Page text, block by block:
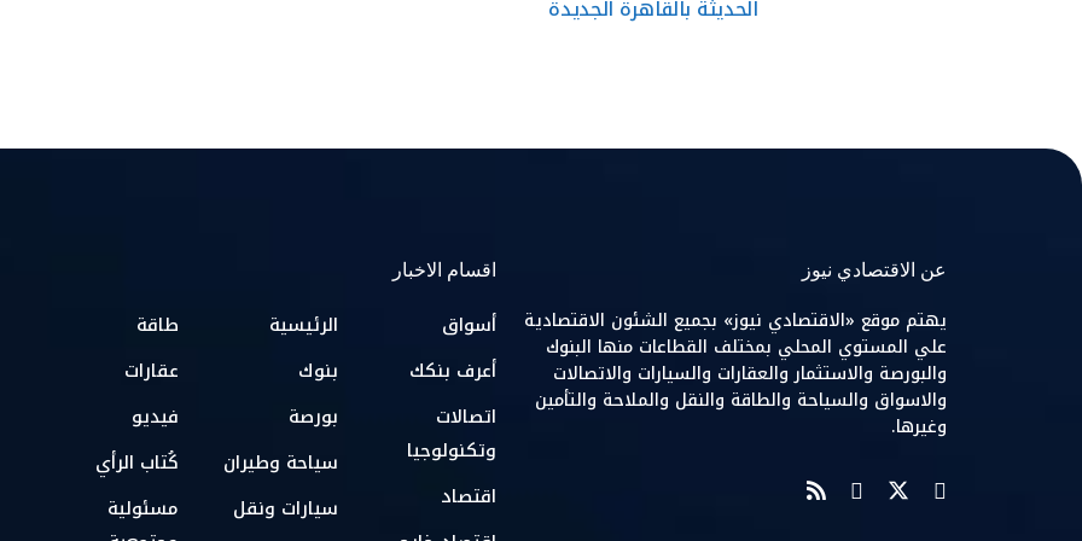
الحديثة بالقاهرة الجديدة
عن الاقتصادي نيوز
يهتم موقع «الاقتصادي نيوز» بجميع الشئون الاقتصادية
علي المستوي المحلي بمختلف القطاعات منها البنوك
والبورصة والاستثمار والعقارات والسيارات والاتصالات
والاسواق والسياحة والطاقة والنقل والملاحة والتأمين
وغيرها.
اقسام الاخبار
أسواق
أعرف بنكك
اتصالات
وتكنولوجيا
اقتصاد
الرئيسية
بنوك
بورصة
سياحة وطيران
سيارات ونقل
طاقة
عقارات
فيديو
كُتاب الرأي
مسئولية